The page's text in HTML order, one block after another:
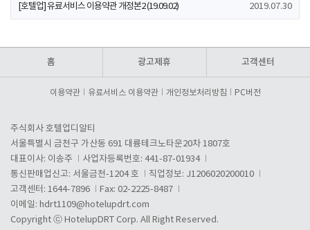
[호텔업] 유료서비스 이용약관 개정본2 (19.09.02) 2019.07.30
홈 광고제휴 고객센터
이용약관 유료서비스 이용약관 개인정보처리방침 PC버전
주식회사 호텔업디알티
서울특별시 금천구 가산동 691 대륭테크노타운20차 1807호
대표이사: 이송주
사업자등록번호: 441-87-01934
통신판매업신고: 서울금천-1204 호
직업정보: J1206020200010
고객센터: 1644-7896
Fax: 02-2225-8487
이메일: hdrt1109@hotelupdrt.com
Copyright ⓒ HotelupDRT Corp. All Right Reserved.